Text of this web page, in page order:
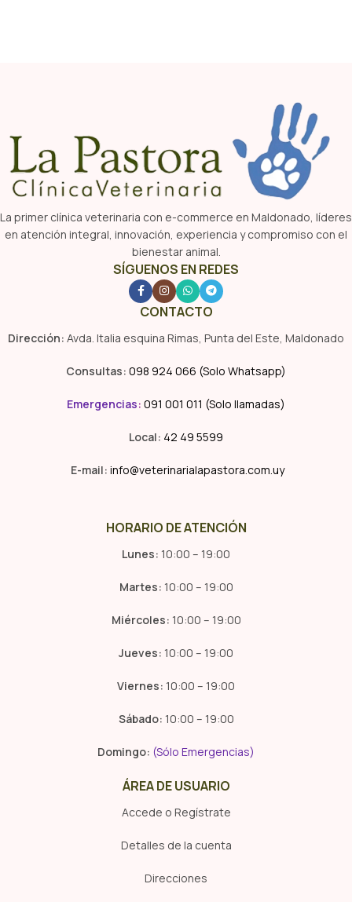
La primer clínica veterinaria con e-commerce en Maldonado, líderes
en atención integral, innovación, experiencia y compromiso con el
bienestar animal.
SÍGUENOS EN REDES
CONTACTO
Dirección: Avda. Italia esquina Rimas, Punta del Este, Maldonado
Consultas: 098 924 066 (Solo Whatsapp)
Emergencias: 091 001 011 (Solo llamadas)
Local: 42 49 5599
E-mail: info@veterinarialapastora.com.uy
HORARIO DE ATENCIÓN
Lunes: 10:00 – 19:00
Martes: 10:00 – 19:00
Miércoles: 10:00 – 19:00
Jueves: 10:00 – 19:00
Viernes: 10:00 – 19:00
Sábado: 10:00 – 19:00
Domingo: (Sólo Emergencias)
ÁREA DE USUARIO
Accede o Regístrate
Detalles de la cuenta
Direcciones